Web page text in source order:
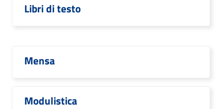
Libri di testo
Mensa
Modulistica